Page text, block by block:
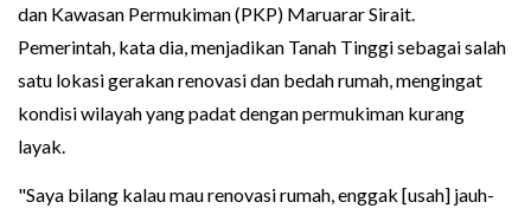
dan Kawasan Permukiman (PKP) Maruarar Sirait.
Pemerintah, kata dia, menjadikan Tanah Tinggi sebagai salah
satu lokasi gerakan renovasi dan bedah rumah, mengingat
kondisi wilayah yang padat dengan permukiman kurang
layak.
"Saya bilang kalau mau renovasi rumah, enggak [usah] jauh-